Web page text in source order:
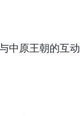
中原王朝的互动